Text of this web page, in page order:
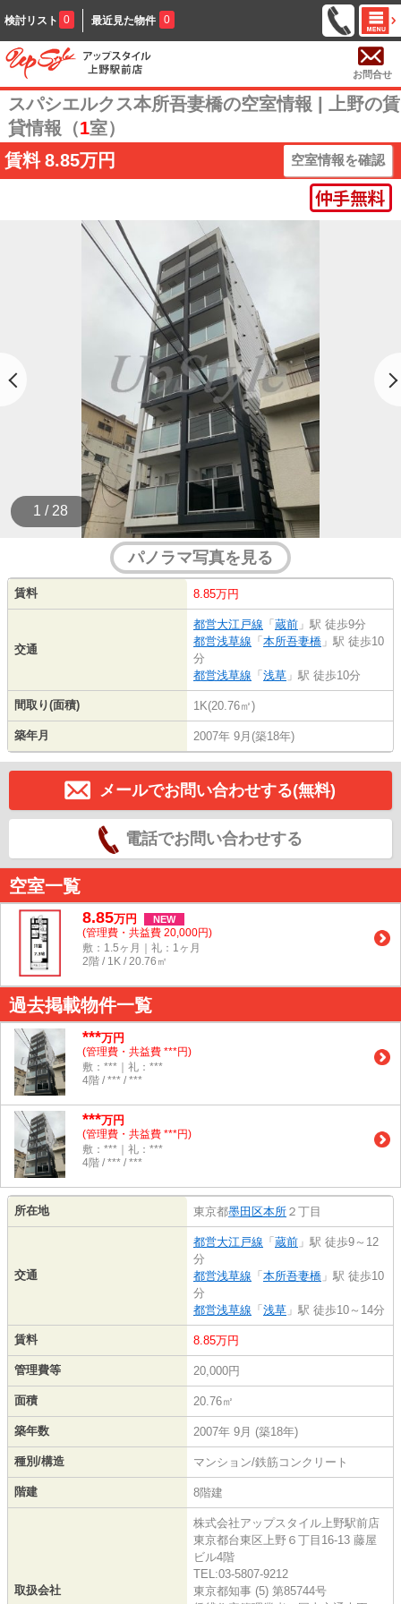
検討リスト 0 最近見た物件 0
お問合せ
スパシエルクス本所吾妻橋の空室情報 | 上野の賃
貸情報（1室）
賃料 8.85万円 空室情報を確認
1 / 28
パノラマ写真を見る
賃料 8.85万円
交通
都営大江戸線 「 蔵前 」駅 徒歩9分
都営浅草線 「 本所吾妻橋 」駅 徒歩10
分
都営浅草線 「 浅草 」駅 徒歩10分
間取り(面積) 1K(20.76㎡)
築年月 2007年 9月(築18年)
メールでお問い合わせする(無料)
電話でお問い合わせする
空室一覧
8.85万円 NEW
(管理費・共益費 20,000円)
敷：1.5ヶ月｜礼：1ヶ月
2階 / 1K / 20.76㎡
過去掲載物件一覧
***万円
(管理費・共益費 ***円)
敷：***｜礼：***
4階 / *** / ***
***万円
(管理費・共益費 ***円)
敷：***｜礼：***
4階 / *** / ***
所在地 東京都墨田区本所 ２丁目
交通
都営大江戸線 「 蔵前 」駅 徒歩9～12
分
都営浅草線 「 本所吾妻橋 」駅 徒歩10
分
都営浅草線 「 浅草 」駅 徒歩10～14分
賃料 8.85万円
管理費等 20,000円
面積 20.76㎡
築年数 2007年 9月 (築18年)
種別/構造 マンション/鉄筋コンクリート
階建 8階建
取扱会社
株式会社アップスタイル上野駅前店
東京都台東区上野６丁目16-13 藤屋
ビル4階
TEL:03-5807-9212
東京都知事 (5) 第85744号